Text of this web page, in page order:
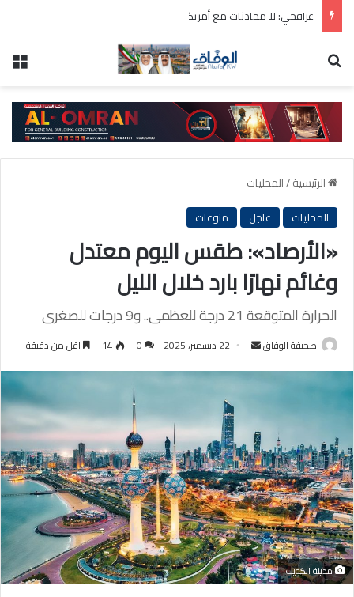
عراقجي: لا محادثات مع أمريكا ما دامت تنتهك الاتفاق المؤقت
الرئيسية/المحليات
المحليات
عاجل منوعات
«الأرصاد»: طقس اليوم معتدل
وغائم نهارًا بارد خلال الليل
الحرارة المتوقعة 21 درجة للعظمى.. و9 درجات للصغرى
صحيفة الوفاق
أرسل
إلكترونيا
22 ديسمبر، 2025 0
14 اقل من دقيقة
مدينة الكويت